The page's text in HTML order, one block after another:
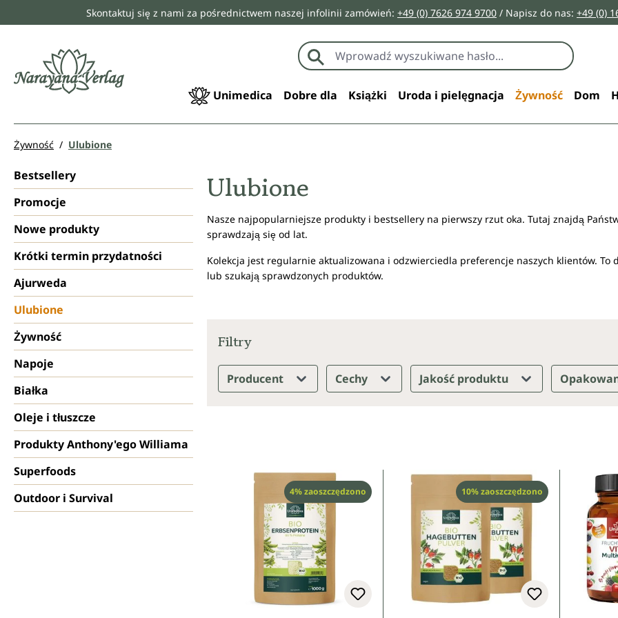
Przejdź do głównej nawigacji
Skontaktuj się z nami za pośrednictwem naszej infolinii zamówień: +49 (0) 7626 974 9700 / Napisz do nas: +49 (0)
Unimedica Dobre dla Książki Uroda i pielęgnacja Żywność Dom
Żywność Ulubione
Bestsellery
Promocje
Nowe produkty
Krótki termin przydatności
Ajurweda
Ulubione
Żywność
Napoje
Białka
Oleje i tłuszcze
Produkty Anthony'ego Williama
Superfoods
Outdoor i Survival
Ulubione
Nasze najpopularniejsze produkty i bestsellery na pierwszy rzut oka. Tutaj znajdą
sprawdzają się od lat.
Kolekcja jest regularnie aktualizowana i odzwierciedla preferencje naszych klientów.
lub szukają sprawdzonych produktów.
Filtry
Producent Cechy Jakość produktu
Rabat
4% zaoszczędzono Rabat
10% zaoszczędzono